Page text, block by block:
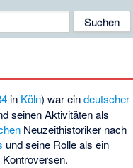
in Köln) war eindeutscher
seinen Aktivitäten als
Neuzeithistoriker nach
und seine Rolle als ein